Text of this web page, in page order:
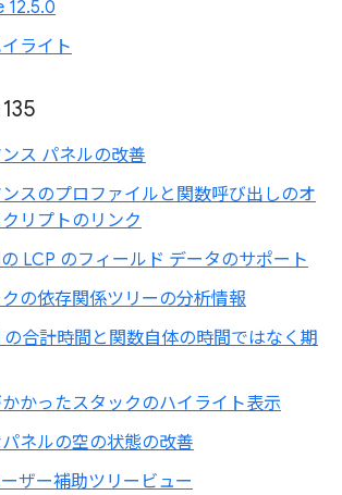
12.5.0
ライト
ス パネルの改善
スのプロファイルと関数呼び出しのオ
リプトのリンク
LCP のフィールド データのサポート
の依存関係ツリーの分析情報
の合計時間と関数自体の時間ではなく期
かったスタックのハイライト表示
ネルの空の状態の改善
ザー補助ツリービュー